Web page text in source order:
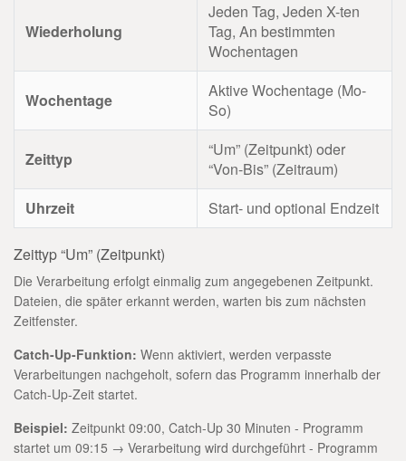
Wiederholung
Jeden Tag, Jeden X-ten
Tag, An bestimmten
Wochentagen
Wochentage
Aktive Wochentage (Mo-
So)
Zeittyp
“Um” (Zeitpunkt) oder
“Von-Bis” (Zeitraum)
Uhrzeit
Start- und optional Endzeit
Zeittyp “Um” (Zeitpunkt)
Die Verarbeitung erfolgt einmalig zum angegebenen Zeitpunkt.
Dateien, die später erkannt werden, warten bis zum nächsten
Zeitfenster.
Catch-Up-Funktion: Wenn aktiviert, werden verpasste
Verarbeitungen nachgeholt, sofern das Programm innerhalb der
Catch-Up-Zeit startet.
Beispiel: Zeitpunkt 09:00, Catch-Up 30 Minuten - Programm
startet um 09:15 → Verarbeitung wird durchgeführt - Programm